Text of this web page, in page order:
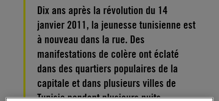
Dix ans après la révolution du 14
janvier 2011, la jeunesse tunisienne est
à nouveau dans la rue. Des
manifestations de colère ont éclaté
dans des quartiers populaires de la
capitale et dans plusieurs villes de
Tunisie pendant plusieurs nuits